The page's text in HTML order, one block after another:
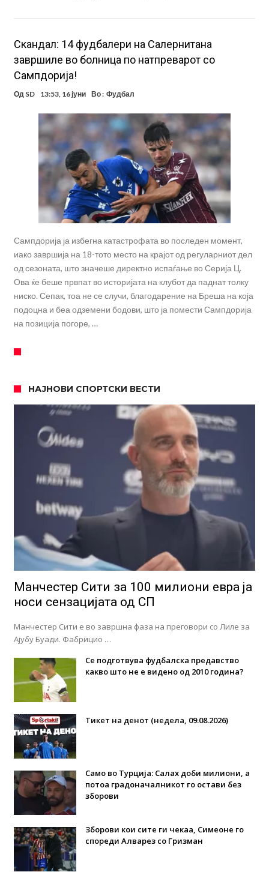
Скандал: 14 фудбалери на Салернитана
завршиле во болница по натпреварот со
Сампдорија!
Од SD 13:53, 16 јуни Во : Фудбал
Сампдорија ја избегна катастрофата во последен момент,
иако завршија на 18-тото место на крајот од регуларниот дел
од сезоната, што значеше директно испаѓање во Серија Ц.
Ова ќе беше првпат во историјата на клубот да паднат толку
ниско. Сепак, тоа не се случи, благодарение на Бреша на која
подоцна и беа одземени бодови, што ја помести Сампдорија
на позиција погоре, …
НАЈНОВИ СПОРТСКИ ВЕСТИ
Манчестер Сити за 100 милиони евра ја
носи сензацијата од СП
Манчестер Сити е во завршна фаза на преговори со Лиле за
Ајубу Буади. Фабрицио …
Се подготвува фудбалска предавство
какво што не е видено од 2010 година?
Тикет на денот (недела, 09.08.2026)
Само во Турција: Салах доби милиони, а
потоа градоначалникот го остави без
зборови
Зборови кои сите ги чекаа, Симеоне го
спореди Алварез со Гризман